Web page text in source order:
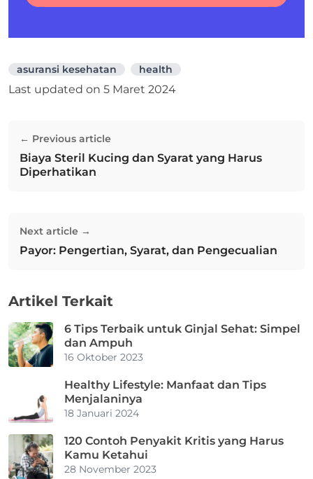
asuransi kesehatan health
Last updated on 5 Maret 2024
pos← Previous article
Previous post:
Biaya Steril Kucing dan Syarat yang Harus
Diperhatikan
Next article →
Next post:
Payor: Pengertian, Syarat, dan Pengecualian
Artikel Terkait
6 Tips Terbaik untuk Ginjal Sehat: Simpel
dan Ampuh
16 Oktober 2023
Healthy Lifestyle: Manfaat dan Tips
Menjalaninya
18 Januari 2024
120 Contoh Penyakit Kritis yang Harus
Kamu Ketahui
28 November 2023